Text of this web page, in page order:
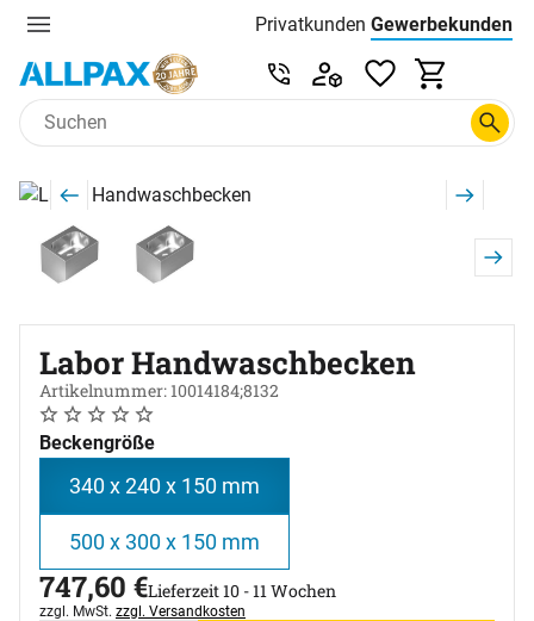
Menu Privatkunden Preisliste:
Gewerbekunden
Zum Hauptinhalt springen
Service & Beratung unter
Produktgalerie
Zur Kaufbox springen
Labor Handwaschbecken
Artikelnummer: 10014184;8132
Noch keine Bewertungen abgegeben
0 Bewertungen
Beckengröße
340 x 240 x 150 mm
500 x 300 x 150 mm
747,60 €Lieferzeit 10 - 11 Wochen
Steuerhinweis:
zzgl. MwSt. zzgl. Versandkosten